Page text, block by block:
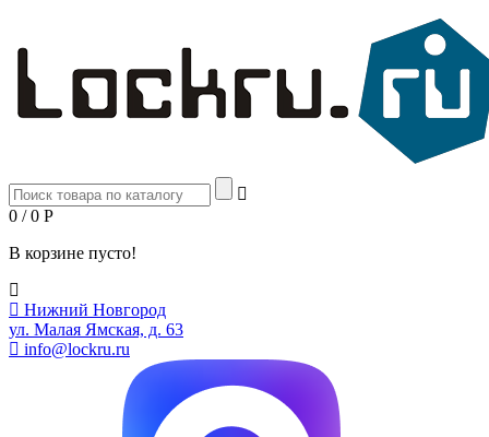
0 / 0 Р
В корзине пусто!
Нижний Новгород
ул. Малая Ямская, д. 63
info@lockru.ru